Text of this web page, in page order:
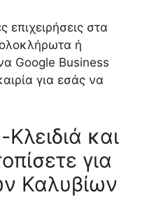
επιχειρήσεις στα
ή
Google Business
για εσάς να
και
για
Καλυβίων